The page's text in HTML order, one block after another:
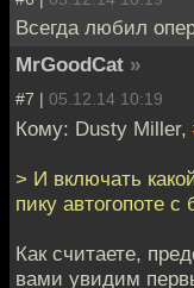
Всегда любил
MrGoodCat »
#7 | 05.12.14 10:19
Кому: Dusty Miller,
> И включать
пику автогопоте
Как считаете,
вами увидим